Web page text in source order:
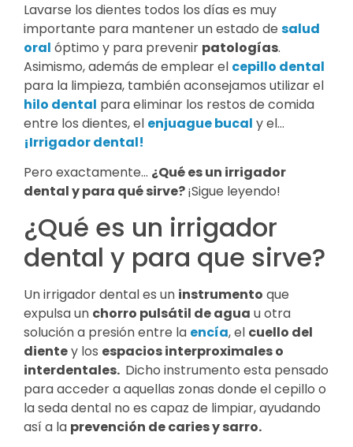
Lavarse los dientes todos los días es muy
importante para mantener un estado de salud
oral óptimo y para prevenir patologías.
Asimismo, además de emplear el cepillo dental
para la limpieza, también aconsejamos utilizar el
hilo dental para eliminar los restos de comida
entre los dientes, el enjuague bucal y el…
¡Irrigador dental!
Pero exactamente… ¿Qué es un irrigador
dental y para qué sirve?¡Sigue leyendo!
¿Qué es un irrigador
dental y para que sirve?
Un irrigador dental es un instrumento que
expulsa un chorro pulsátil de agua u otra
solución a presión entre la encía, el cuello del
dientey los espacios interproximales o
interdentales. Dicho instrumento esta pensado
para acceder a aquellas zonas donde el cepillo o
la seda dental no es capaz de limpiar, ayudando
así a la prevención de caries y sarro.